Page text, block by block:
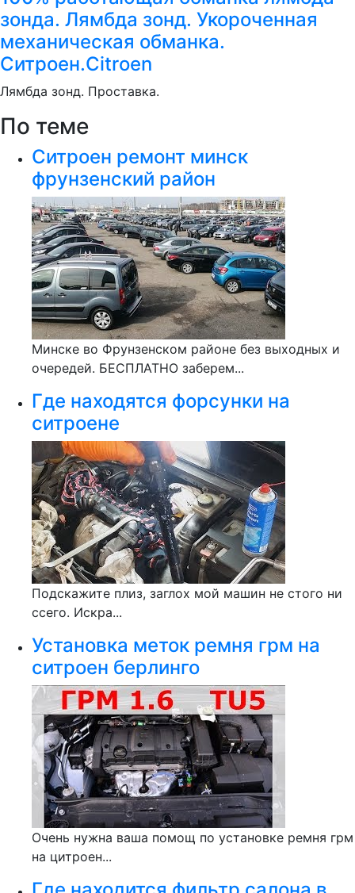
зонда. Лямбда зонд. Укороченная
механическая обманка.
Ситроен.Citroen
Лямбда зонд. Проставка.
По теме
Ситроен ремонт минск
фрунзенский район
Минске во Фрунзенском районе без выходных и
очередей. БЕСПЛАТНО заберем...
Где находятся форсунки на
ситроене
Подскажите плиз, заглох мой машин не стого ни
ссего. Искра...
Установка меток ремня грм на
ситроен берлинго
Очень нужна ваша помощ по установке ремня грм
на цитроен...